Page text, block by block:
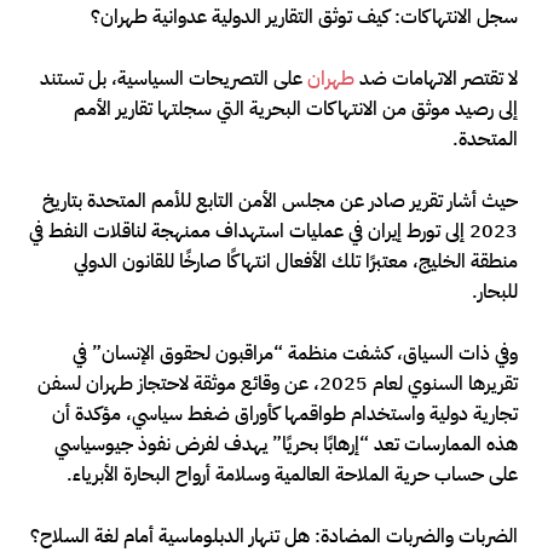
سجل الانتهاكات: كيف توثق التقارير الدولية عدوانية طهران؟
لا تقتصر الاتهامات ضدطهرانعلى التصريحات السياسية، بل تستند
إلى رصيد موثق من الانتهاكات البحرية التي سجلتها تقارير الأمم
المتحدة.
حيث أشار تقرير صادر عن مجلس الأمن التابع للأمم المتحدة بتاريخ
2023 إلى تورط إيران في عمليات استهداف ممنهجة لناقلات النفط في
منطقة الخليج، معتبرًا تلك الأفعال انتهاكًا صارخًا للقانون الدولي
للبحار.
وفي ذات السياق، كشفت منظمة “مراقبون لحقوق الإنسان” في
تقريرها السنوي لعام 2025، عن وقائع موثقة لاحتجاز طهران لسفن
تجارية دولية واستخدام طواقمها كأوراق ضغط سياسي، مؤكدة أن
هذه الممارسات تعد “إرهابًا بحريًا” يهدف لفرض نفوذ جيوسياسي
على حساب حرية الملاحة العالمية وسلامة أرواح البحارة الأبرياء.
الضربات والضربات المضادة: هل تنهار الدبلوماسية أمام لغة السلاح؟